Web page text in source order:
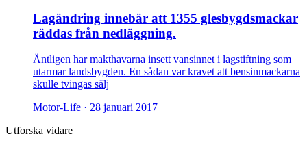
Lagändring innebär att 1355 glesbygdsmackar
räddas från nedläggning.
Äntligen har makthavarna insett vansinnet i lagstiftning som
utarmar landsbygden. En sådan var kravet att bensinmackarna
skulle tvingas sälj
Motor-Life · 28 januari 2017
Utforska vidare